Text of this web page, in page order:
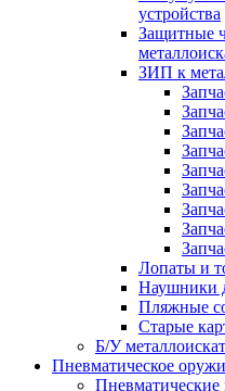
устройства
Защитные
ЗИП к
Лопаты и
Наушники
Пляжные
Старые
Б/У
Пневматическое
Пневматические